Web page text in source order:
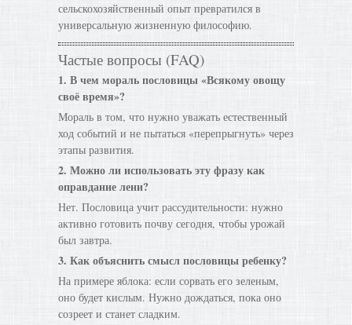
сельскохозяйственный опыт превратился в
универсальную жизненную философию.
Частые вопросы (FAQ)
1. В чем мораль пословицы «Всякому овощу
своё время»?
Мораль в том, что нужно уважать естественный
ход событий и не пытаться «перепрыгнуть» через
этапы развития.
2. Можно ли использовать эту фразу как
оправдание лени?
Нет. Пословица учит рассудительности: нужно
активно готовить почву сегодня, чтобы урожай
был завтра.
3. Как объяснить смысл пословицы ребенку?
На примере яблока: если сорвать его зеленым,
оно будет кислым. Нужно дождаться, пока оно
созреет и станет сладким.